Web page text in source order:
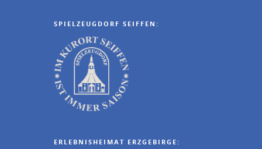
SPIELZEUGDORF SEIFFEN:
ERLEBNISHEIMAT ERZGEBIRGE: